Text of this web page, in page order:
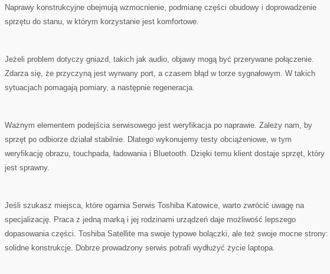
Naprawy konstrukcyjne obejmują wzmocnienie, podmianę części obudowy i doprowadzenie
sprzętu do stanu, w którym korzystanie jest komfortowe.
Jeżeli problem dotyczy gniazd, takich jak audio, objawy mogą być przerywane połączenie.
Zdarza się, że przyczyną jest wyrwany port, a czasem błąd w torze sygnałowym. W takich
sytuacjach pomagają pomiary, a następnie regeneracja.
Ważnym elementem podejścia serwisowego jest weryfikacja po naprawie. Zależy nam, by
sprzęt po odbiorze działał stabilnie. Dlatego wykonujemy testy obciążeniowe, w tym
weryfikację obrazu, touchpada, ładowania i Bluetooth. Dzięki temu klient dostaje sprzęt, który
jest sprawny.
Jeśli szukasz miejsca, które ogarnia Serwis Toshiba Katowice, warto zwrócić uwagę na
specjalizację. Praca z jedną marką i jej rodzinami urządzeń daje możliwość lepszego
dopasowania części. Toshiba Satellite ma swoje typowe bolączki, ale też swoje mocne strony:
solidne konstrukcje. Dobrze prowadzony serwis potrafi wydłużyć życie laptopa.